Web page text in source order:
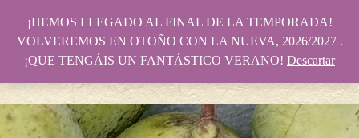
¡HEMOS LLEGADO AL FINAL DE LA TEMPORADA!
VOLVEREMOS EN OTOÑO CON LA NUEVA, 2026/2027 .
¡QUE TENGÁIS UN FANTÁSTICO VERANO! Descartar